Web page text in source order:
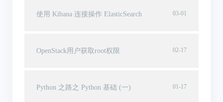
03-01
使用 Kibana 连接操作 ElasticSearch
02-17
OpenStack用户获取root权限
01-17
Python 之路之 Python 基础 (一)